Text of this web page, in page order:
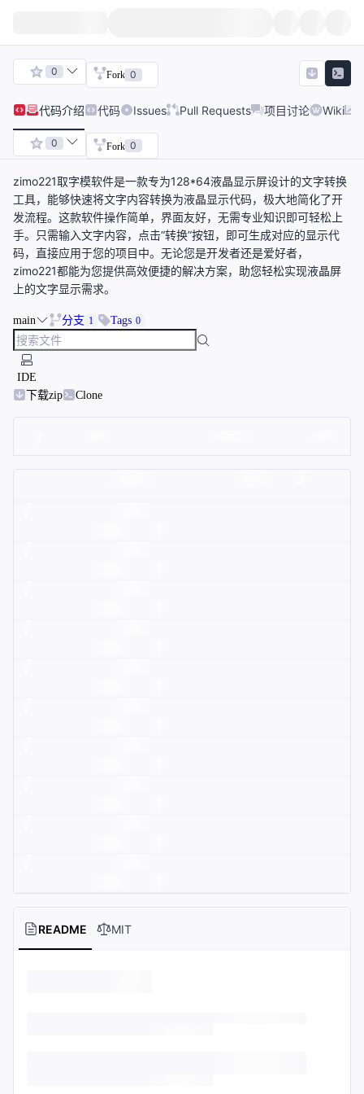
0 Fork 0
代码介绍 代码 Issues Pull Requests 项目讨论 Wiki
0 Fork 0
zimo221取字模软件是一款专为128*64液晶显示屏设计的文字转换
工具，能够快速将文字内容转换为液晶显示代码，极大地简化了开
发流程。这款软件操作简单，界面友好，无需专业知识即可轻松上
手。只需输入文字内容，点击“转换”按钮，即可生成对应的显示代
码，直接应用于您的项目中。无论您是开发者还是爱好者，
zimo221都能为您提供高效便捷的解决方案，助您轻松实现液晶屏
上的文字显示需求。
main 分支 1 Tags 0
IDE
下载zip
Clone
README MIT